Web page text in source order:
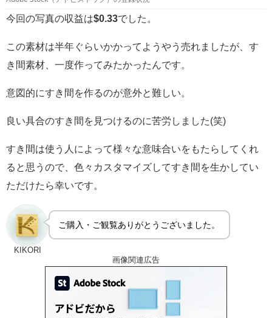
今回の写真の収益は$0.33でした。
この素材は半年ぐらいかかってようやう売れましたが、す
き間素材、一度作ってみたかったんです。
意図的にすき間を作るのが意外と難しい。
良い具合のすき間を見つけるのに苦労しました(笑)
すき間は使う人によって様々な意味合いをもたらしてくれ
ると思うので、色々カスタマイズしてすき間を生かしてい
ただけたら幸いです。
KIKORI
ご購入・ご観覧ありがとうございました。
画像関連広告